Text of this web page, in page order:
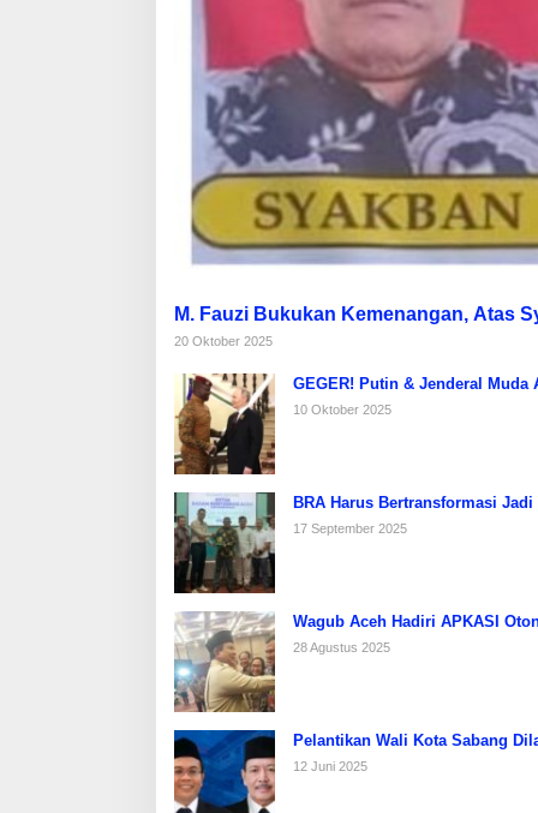
M. Fauzi Bukukan Kemenangan, Atas
20 Oktober 2025
GEGER! Putin & Jenderal
10 Oktober 2025
BRA Harus Bertransformasi
17 September 2025
Wagub Aceh Hadiri APKASI
28 Agustus 2025
Pelantikan Wali Kota Sabang
12 Juni 2025